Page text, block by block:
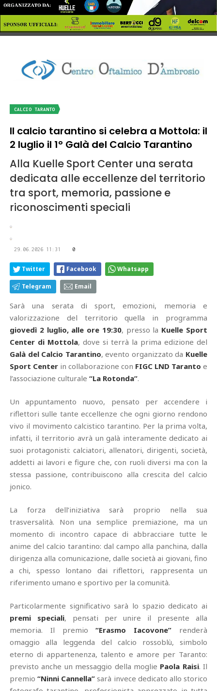
CALCIO TARANTO
Il calcio tarantino si celebra a Mottola: il
2 luglio il 1° Galà del Calcio Tarantino
Alla Kuelle Sport Center una serata
dedicata alle eccellenze del territorio
tra sport, memoria, passione e
riconoscimenti speciali
29.06.2026 11:31 0
Twitter Facebook Whatsapp
Telegram Email
Sarà una serata di sport, emozioni, memoria e
valorizzazione del territorio quella in programma
giovedì 2 luglio, alle ore 19:30, presso la Kuelle Sport
Center di Mottola, dove si terrà la prima edizione del
Galà del Calcio Tarantino, evento organizzato da Kuelle
Sport Center in collaborazione con FIGC LND Taranto e
l’associazione culturale “La Rotonda”.
Un appuntamento nuovo, pensato per accendere i
riflettori sulle tante eccellenze che ogni giorno rendono
vivo il movimento calcistico tarantino. Per la prima volta,
infatti, il territorio avrà un galà interamente dedicato ai
suoi protagonisti: calciatori, allenatori, dirigenti, società,
addetti ai lavori e figure che, con ruoli diversi ma con la
stessa passione, contribuiscono alla crescita del calcio
jonico.
La forza dell’iniziativa sarà proprio nella sua
trasversalità. Non una semplice premiazione, ma un
momento di incontro capace di abbracciare tutte le
anime del calcio tarantino: dal campo alla panchina, dalla
dirigenza alla comunicazione, dalle società ai giovani, fino
a chi, spesso lontano dai riflettori, rappresenta un
riferimento umano e sportivo per la comunità.
Particolarmente significativo sarà lo spazio dedicato ai
premi speciali, pensati per unire il presente alla
memoria. Il premio“Erasmo Iacovone” renderà
omaggio alla leggenda del calcio rossoblù, simbolo
eterno di appartenenza, talento e amore per Taranto:
previsto anche un messaggio della moglie Paola Raisi. Il
premio“Ninni Cannella” sarà invece dedicato allo storico